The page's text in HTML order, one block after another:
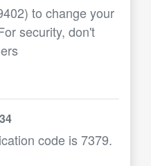
to change your
security, don't
code is 7379.